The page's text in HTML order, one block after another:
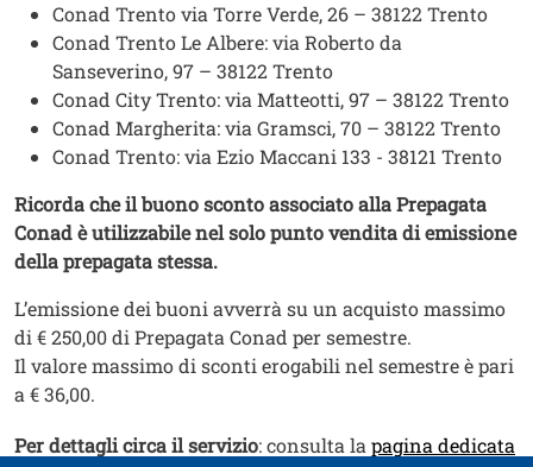
Conad Trento via Torre Verde, 26 – 38122 Trento
Conad Trento Le Albere: via Roberto da
Sanseverino, 97 – 38122 Trento
Conad City Trento: via Matteotti, 97 – 38122 Trento
Conad Margherita: via Gramsci, 70 – 38122 Trento
Conad Trento: via Ezio Maccani 133 - 38121 Trento
Ricorda che il buono sconto associato alla Prepagata
Conad è utilizzabile nel solo punto vendita di emissione
della prepagata stessa.
L’emissione dei buoni avverrà su un acquisto massimo
di € 250,00 di Prepagata Conad per semestre.
Il valore massimo di sconti erogabili nel semestre è pari
a € 36,00.
Per dettagli circa il servizio: consulta la pagina dedicata